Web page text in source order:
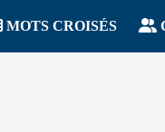
MOTS CROISÉS